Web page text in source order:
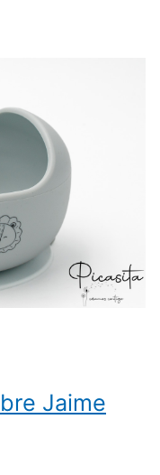
Jaime